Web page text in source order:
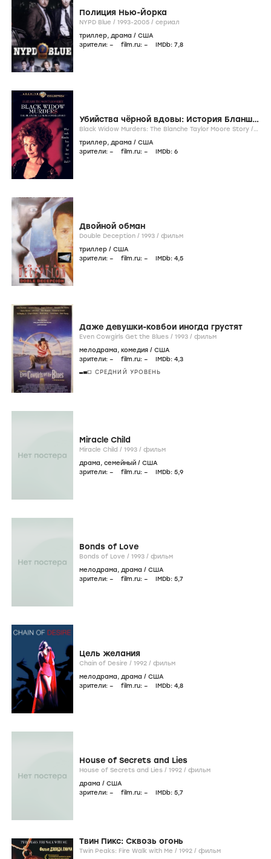
Полиция Нью-Йорка
NYPD Blue / 1993-2005 / сериал
триллер, драма / США
зрители: – film.ru: – IMDb: 7,8
Убийства чёрной вдовы: История Бланш
Тэйлор Мур
Black Widow Murders: The Blanche Taylor Moore Story /
триллер, драма / США
зрители: – film.ru: – IMDb: 6
Двойной обман
Double Deception / 1993 / фильм
триллер / США
зрители: – film.ru: – IMDb: 4,5
Даже девушки-ковбои иногда грустят
Even Cowgirls Get the Blues / 1993 / фильм
мелодрама, комедия / США
зрители: – film.ru: – IMDb: 4,3
СРЕДНИЙ УРОВЕНЬ
Miracle Child
Miracle Child / 1993 / фильм
драма, семейный / США
зрители: – film.ru: – IMDb: 5,9
Bonds of Love
Bonds of Love / 1993 / фильм
мелодрама, драма / США
зрители: – film.ru: – IMDb: 5,7
Цель желания
Chain of Desire / 1992 / фильм
мелодрама, драма / США
зрители: – film.ru: – IMDb: 4,8
House of Secrets and Lies
House of Secrets and Lies / 1992 / фильм
драма / США
зрители: – film.ru: – IMDb: 5,7
Твин Пикс: Сквозь огонь
Twin Peaks: Fire Walk with Me / 1992 / фильм